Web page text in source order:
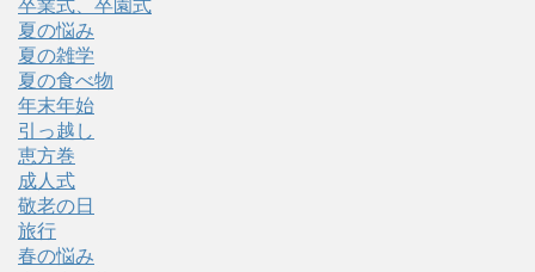
卒業式、卒園式
夏の悩み
夏の雑学
夏の食べ物
年末年始
引っ越し
恵方巻
成人式
敬老の日
旅行
春の悩み